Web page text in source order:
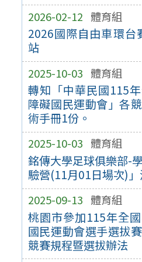
2026-02-12 體育組
2026國際自由車環台
站
2025-10-03 體育組
轉知「中華民國115
障礙國民運動會」各
術手冊1份。
2025-10-03 體育組
銘傳大學足球俱樂部-
驗營(11月01日場次)
2025-09-13 體育組
桃園市參加115年全
國民運動會選手選拔
競賽規程暨選拔辦法